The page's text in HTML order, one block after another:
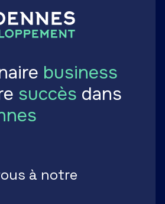
business
succès dans
à notre